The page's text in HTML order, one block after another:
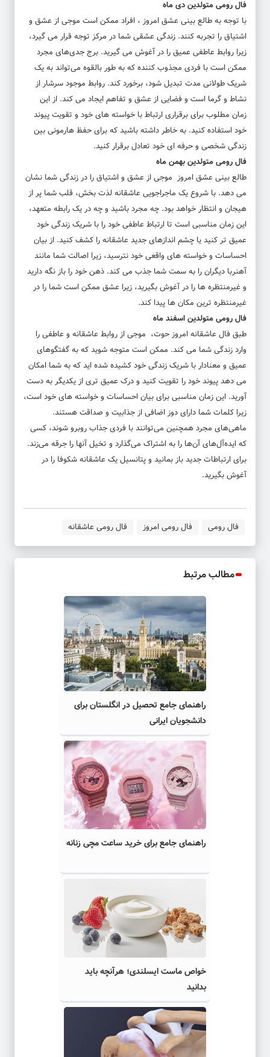
فال رومی متولدین دی ماه
با توجه به طالع بینی عشق امروز ، افراد ممکن است موجی از عشق و
اشتیاق را تجربه کنند. زندگی عشقی شما در مرکز توجه قرار می گیرد،
زیرا روابط عاطفی عمیق را در آغوش می گیرید. برج جدی‌های مجرد
ممکن است با فردی مجذوب کننده که به طور بالقوه می‌تواند به یک
شریک طولانی مدت تبدیل شود، برخورد کند. روابط موجود سرشار از
نشاط و گرما است و فضایی از عشق و تفاهم ایجاد می کند. از این
زمان مطلوب برای برقراری ارتباط با خواسته های خود و تقویت پیوند
خود استفاده کنید. به خاطر داشته باشید که برای حفظ هارمونی بین
زندگی شخصی و حرفه ای خود تعادل برقرار کنید.
فال رومی متولدین بهمن ماه
طالع بینی عشق امروز موجی از عشق و اشتیاق را در زندگی شما نشان
می دهد. با شروع یک ماجراجویی عاشقانه لذت بخش، قلب شما پر از
هیجان و انتظار خواهد بود. چه مجرد باشید و چه در یک رابطه متعهد،
این زمان مناسبی است تا ارتباط عاطفی خود را با شریک زندگی خود
عمیق تر کنید یا چشم اندازهای جدید عاشقانه را کشف کنید. از بیان
احساسات و خواسته های واقعی خود نترسید، زیرا اصالت شما مانند
آهنربا دیگران را به سمت شما جذب می کند. ذهن خود را باز نگه دارید
و غیرمنتظره ها را در آغوش بگیرید، زیرا عشق ممکن است شما را در
غیرمنتظره ترین مکان ها پیدا کند.
فال رومی متولدین اسفند ماه
طبق فال عاشقانه امروز حوت، موجی از روابط عاشقانه و عاطفی را
وارد زندگی شما می کند. ممکن است متوجه شوید که به گفتگوهای
عمیق و معنادار با شریک زندگی خود کشیده شده اید که به شما امکان
می دهد پیوند خود را تقویت کنید و درک عمیق تری از یکدیگر به دست
آورید. این زمان مناسبی برای بیان احساسات و خواسته های خود است،
زیرا کلمات شما دارای دوز اضافی از جذابیت و صداقت هستند.
ماهی‌های مجرد همچنین می‌توانند با فردی جذاب روبرو شوند، کسی
که ایده‌آل‌های آن‌ها را به اشتراک می‌گذارد و تخیل آنها را جرقه می‌زند.
برای ارتباطات جدید باز بمانید و پتانسیل یک عاشقانه شکوفا را در
آغوش بگیرید.
فال رومی فال رومی امروز فال رومی عاشقانه
مطالب مرتبط
راهنمای جامع تحصیل در انگلستان برای
دانشجویان ایرانی
راهنمای جامع برای خرید ساعت مچی زنانه
خواص ماست ایسلندی؛ هرآنچه باید
بدانید